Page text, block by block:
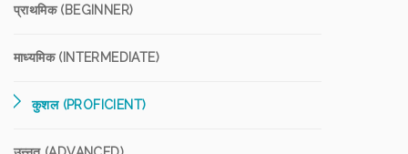
प्राथमिक (BEGINNER)
माध्यमिक (INTERMEDIATE)
कुशल (PROFICIENT)